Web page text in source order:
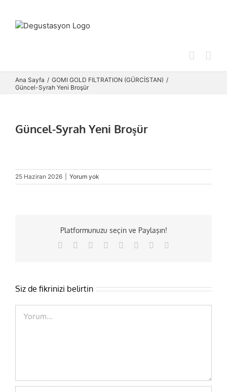
content
Ana Sayfa
GOMI GOLD FILTRATION (GÜRCİSTAN)
Güncel-Syrah Yeni Broşür
Güncel-Syrah Yeni Broşür
25 Haziran 2026 Yorum yok
Platformunuzu seçin ve Paylaşın!
Facebook Reddit LinkedIn
TumblrPinterest
Siz de fikrinizi belirtin